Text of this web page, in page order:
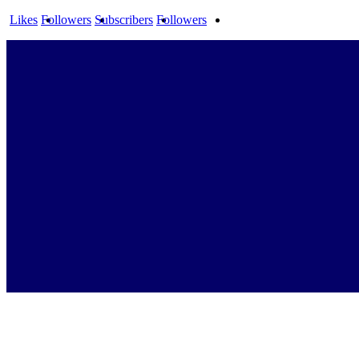
Likes Followers Subscribers Followers